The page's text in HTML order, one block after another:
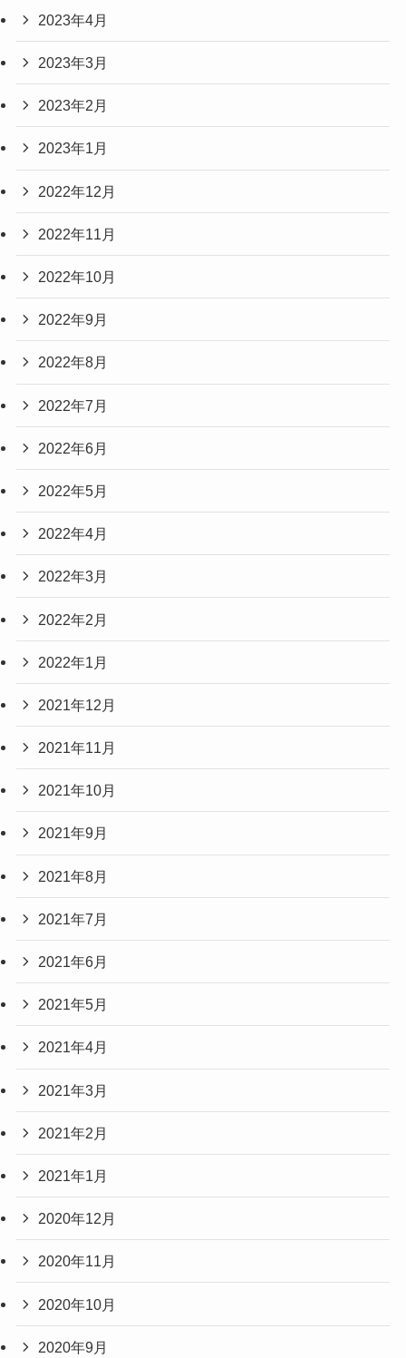
2023年4月
2023年3月
2023年2月
2023年1月
2022年12月
2022年11月
2022年10月
2022年9月
2022年8月
2022年7月
2022年6月
2022年5月
2022年4月
2022年3月
2022年2月
2022年1月
2021年12月
2021年11月
2021年10月
2021年9月
2021年8月
2021年7月
2021年6月
2021年5月
2021年4月
2021年3月
2021年2月
2021年1月
2020年12月
2020年11月
2020年10月
2020年9月